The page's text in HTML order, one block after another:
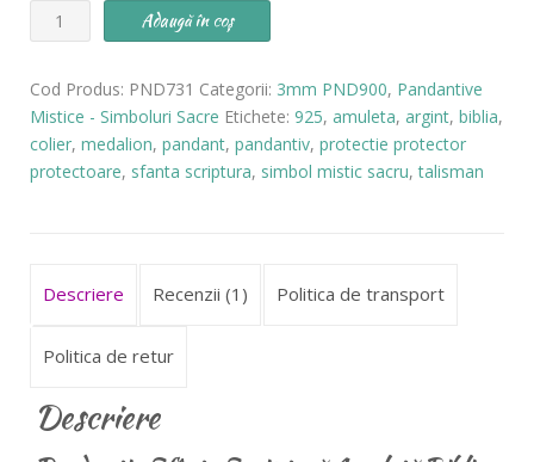
Cantitate
Pandantiv
Scriptură
Biblia
ARGINT
-
Adaugă în coș
Cod Produs: PND731 Categorii: 3mm PND900, Pandantive
Mistice - Simboluri Sacre Etichete: 925, amuleta, argint, biblia,
colier, medalion, pandant, pandantiv, protectie protector
protectoare, sfanta scriptura, simbol mistic sacru,talisman
Descriere Recenzii (1) Politica de transport
Politica de retur
Descriere